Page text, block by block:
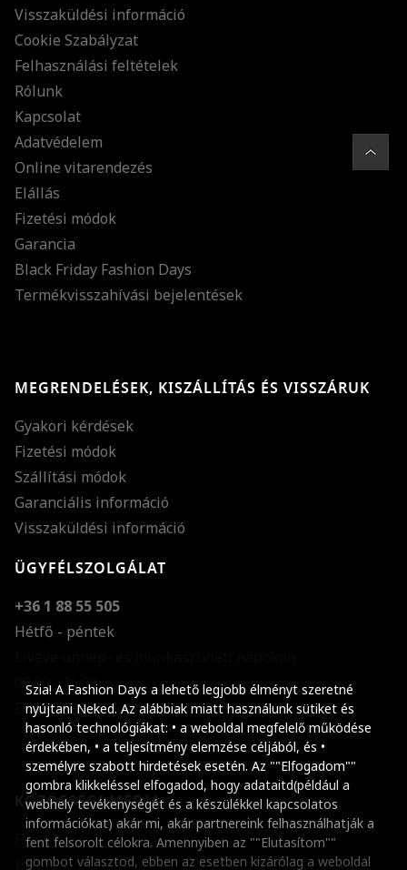
Szia! A Fashion Days a lehető legjobb élményt szeretné
nyújtani Neked. Az alábbiak miatt használunk sütiket és
hasonló technológiákat: • a weboldal megfelelő működése
érdekében, • a teljesítmény elemzése céljából, és •
személyre szabott hirdetések esetén. Az ""Elfogadom""
gombra klikkeléssel elfogadod, hogy adataitd(például a
webhely tevékenységét és a készülékkel kapcsolatos
információkat) akár mi, akár partnereink felhasználhatják a
fent felsorolt célokra. Amennyiben az ""Elutasítom""
gombot választod, ebben az esetben kizárólag a weboldal
Visszaküldési információ
Cookie Szabályzat
Felhasználási feltételek
Rólunk
Kapcsolat
Adatvédelem
Online vitarendezés
Elállás
Fizetési módok
Garancia
Black Friday Fashion Days
Termékvisszahívási bejelentések
MEGRENDELÉSEK, KISZÁLLÍTÁS ÉS VISSZÁRUK
Gyakori kérdések
Fizetési módok
Szállítási módok
Garanciális információ
Visszaküldési információ
ÜGYFÉLSZOLGÁLAT
+36 1 88 55 505
Hétfő - péntek
08:00 - 16:30
E-mail küldése
KÖZÖSSÉGI MÉDIA
Facebook
Instagram
Szöveg méretének
Szóköz növelése
Szóköz csökkentése
Sortávolság
Sortávolság